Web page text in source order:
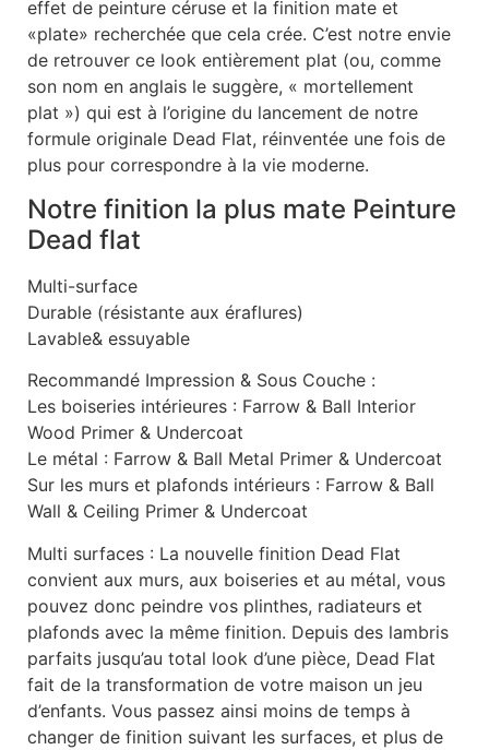
effet de peinture céruse et la finition mate et
«plate» recherchée que cela crée. C’est notre envie
de retrouver ce look entièrement plat (ou, comme
son nom en anglais le suggère, « mortellement
plat ») qui est à l’origine du lancement de notre
formule originale Dead Flat, réinventée une fois de
plus pour correspondre à la vie moderne.
Notre finition la plus mate Peinture
Dead flat
Multi-surface
Durable (résistante aux éraflures)
Lavable& essuyable
Recommandé Impression & Sous Couche :
Les boiseries intérieures : Farrow & Ball Interior
Wood Primer & Undercoat
Le métal : Farrow & Ball Metal Primer & Undercoat
Sur les murs et plafonds intérieurs : Farrow & Ball
Wall & Ceiling Primer & Undercoat
Multi surfaces : La nouvelle finition Dead Flat
convient aux murs, aux boiseries et au métal, vous
pouvez donc peindre vos plinthes, radiateurs et
plafonds avec la même finition. Depuis des lambris
parfaits jusqu’au total look d’une pièce, Dead Flat
fait de la transformation de votre maison un jeu
d’enfants. Vous passez ainsi moins de temps à
changer de finition suivant les surfaces, et plus de